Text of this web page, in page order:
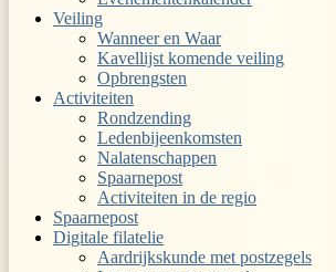
Veiling
Wanneer en Waar
Kavellijst komende veiling
Opbrengsten
Activiteiten
Rondzending
Ledenbijeenkomsten
Nalatenschappen
Spaarnepost
Activiteiten in de regio
Spaarnepost
Digitale filatelie
Aardrijkskunde met postzegels